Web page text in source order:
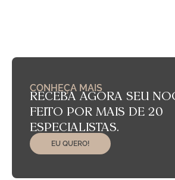
CONHEÇA MAIS
RECEBA AGORA SEU
FEITO POR MAIS DE 20
ESPECIALISTAS.
EU QUERO!